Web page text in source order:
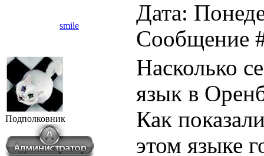
smile
Дата:
Сообщение
Подполковник
Насколько
язык в
Как
этом языке